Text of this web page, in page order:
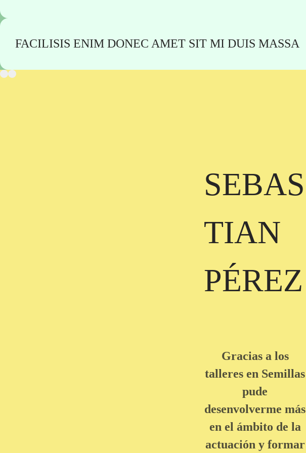
FACILISIS ENIM DONEC AMET SIT MI DUIS MASSA
SEBAS
TIAN
PÉREZ
Gracias a los
talleres en Semillas
pude
desenvolverme más
en el ámbito de la
actuación y formar